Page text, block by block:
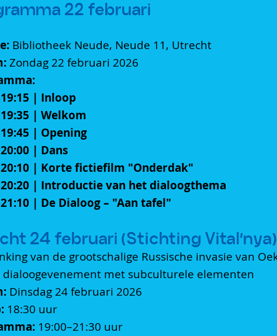
22 februari
Bibliotheek Neude, Neude 11, Utrecht
Zondag 22 februari 2026
| Inloop
| Welkom
| Opening
| Dans
| Korte fictiefilm "Onderdak"
| Introductie van het dialoogthema
| De Dialoog – "Aan tafel"
24 februari (Stichting Vital’nya)
van de grootschalige Russische invasie van
dialoogevenement met subculturele elementen
Dinsdag 24 februari 2026
18:30 uur
19:00–21:30 uur